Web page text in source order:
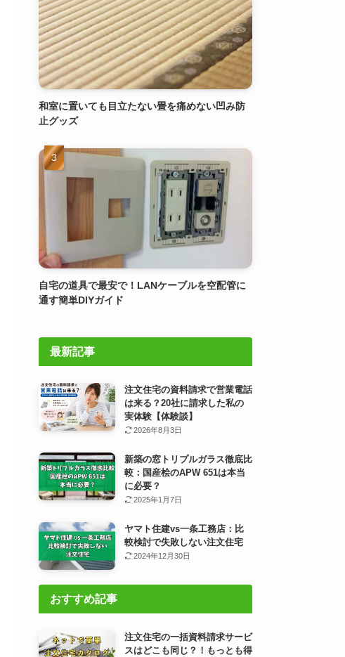
和室に置いても目立たない畳を痛めない凹み防
止グッズ
自宅の道具で最安で！LANケーブルを空配管に
通す簡単DIYガイド
最新記事
注文住宅の資料請求で営業電話
は来る？20社に請求した私の
実体験【体験談】
2026年8月3日
新築の窓トリプルガラス徹底比
較：国産桧のAPW 651は本当
に必要？
2025年1月7日
ヤマト住建vs一条工務店：比
較検討で失敗しない注文住宅
2024年12月30日
おすすめ記事
注文住宅の一括資料請求サービ
スはどこも同じ？！もっとも得